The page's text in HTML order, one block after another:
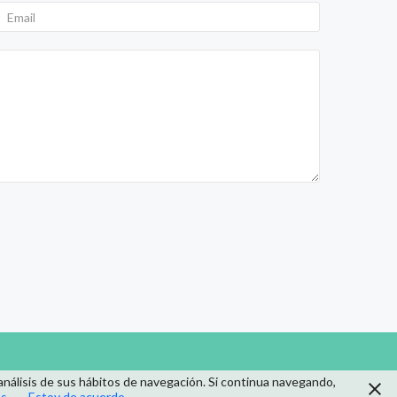
de sus hábitos de navegación. Si continua navegando,